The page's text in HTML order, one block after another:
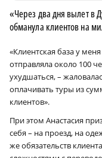
«Через два дня вылет в
обманула клиентов на
«Клиентская база у
отправляла около 100
ухудшаться, –
оплачивать туры из
клиентов».
При этом Анастасия
себя – на проезд, на
же обязательств